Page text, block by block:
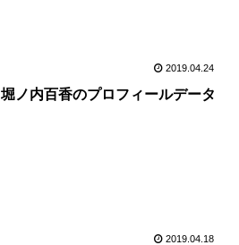
2019.04.24
堀ノ内百香のプロフィールデータ
2019.04.18